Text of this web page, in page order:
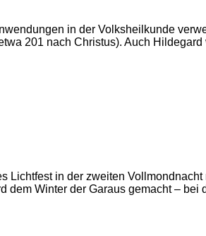
in der Volksheilkunde
201 nach Christus). Auch
Lichtfest in der zweiten
dem Winter der Garaus gemacht – bei